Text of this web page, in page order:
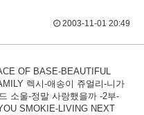
2003-11-01 20:49
OF BASE-BEAUTIFUL
렉시-애송이 쥬얼리-니가
소울-정말 사랑했을까 -2부-
SMOKIE-LIVING NEXT